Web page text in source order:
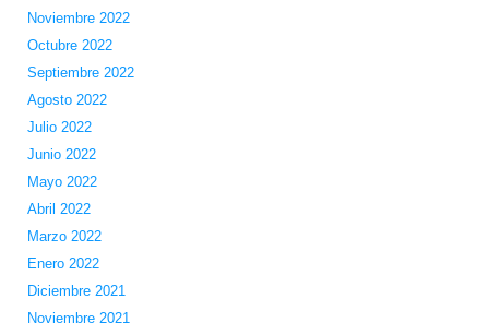
Noviembre 2022
Octubre 2022
Septiembre 2022
Agosto 2022
Julio 2022
Junio 2022
Mayo 2022
Abril 2022
Marzo 2022
Enero 2022
Diciembre 2021
Noviembre 2021